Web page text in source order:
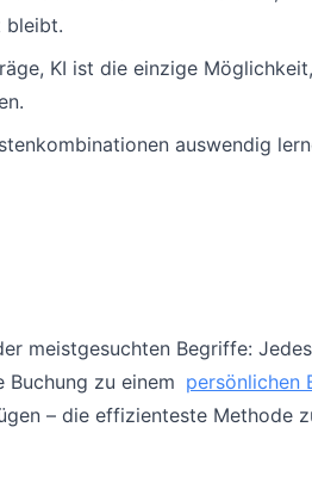
bleibt.
KI ist die einzige
auswendig
meistgesuchten Begriffe:
zu einem persönlichen
– die effizienteste Methode